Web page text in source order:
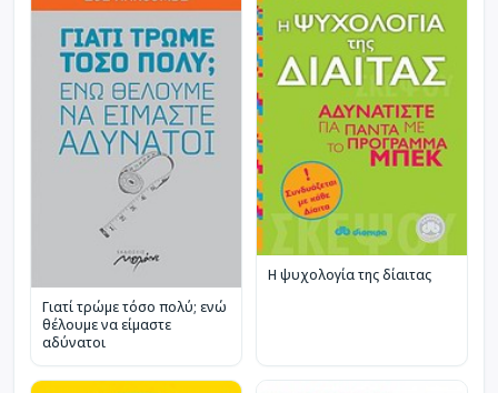
Γιατί τρώμε τόσο πολύ; ενώ
θέλουμε να είμαστε
αδύνατοι
Η ψυχολογία της δίαιτας